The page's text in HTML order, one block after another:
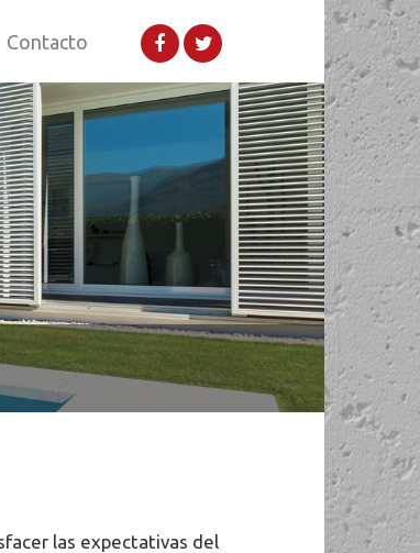
Contacto
las expectativas del